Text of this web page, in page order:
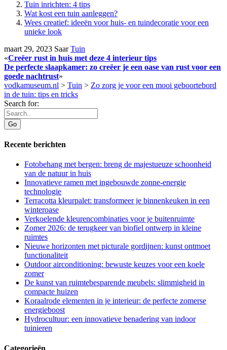
Tuin inrichten: 4 tips
Wat kost een tuin aanleggen?
Wees creatief: ideeën voor huis- en tuindecoratie voor een
unieke look
maart 29, 2023 Saar Tuin
«Creëer rust in huis met deze 4 interieur tips
De perfecte slaapkamer: zo creëer je een oase van rust voor een
goede nachtrust»
vodkamuseum.nl > Tuin > Zo zorg je voor een mooi geboortebord
in de tuin: tips en tricks
Search for:
Recente berichten
Fotobehang met bergen: breng de majestueuze schoonheid
van de natuur in huis
Innovatieve ramen met ingebouwde zonne-energie
technologie
Terracotta kleurpalet: transformeer je binnenkeuken in een
winteroase
Verkoelende kleurencombinaties voor je buitenruimte
Zomer 2026: de terugkeer van biofiel ontwerp in kleine
ruimtes
Nieuwe horizonten met picturale gordijnen: kunst ontmoet
functionaliteit
Outdoor airconditioning: bewuste keuzes voor een koele
zomer
De kunst van ruimtebesparende meubels: slimmigheid in
compacte huizen
Koraalrode elementen in je interieur: de perfecte zomerse
energieboost
Hydrocultuur: een innovatieve benadering van indoor
tuinieren
Categorieën